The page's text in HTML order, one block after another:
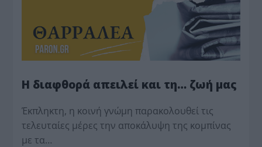
Η διαφθορά απειλεί και τη… ζωή μας
Έκπληκτη, η κοινή γνώμη παρακολουθεί τις
τελευταίες μέρες την αποκάλυψη της κο­μπίνας
με τα…